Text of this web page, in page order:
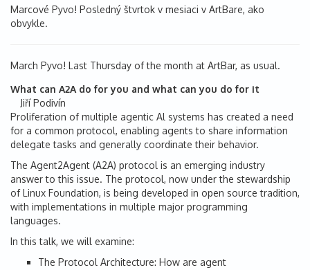
Marcové Pyvo! Posledný štvrtok v mesiaci v ArtBare, ako
obvykle.
March Pyvo! Last Thursday of the month at ArtBar, as usual.
What can A2A do for you and what can you do for it
Jiří Podivín
Proliferation of multiple agentic Al systems has created a need
for a common protocol, enabling agents to share information
delegate tasks and generally coordinate their behavior.
The Agent2Agent (A2A) protocol is an emerging industry
answer to this issue. The protocol, now under the stewardship
of Linux Foundation, is being developed in open source tradition,
with implementations in multiple major programming
languages.
In this talk, we will examine:
The Protocol Architecture: How are agent